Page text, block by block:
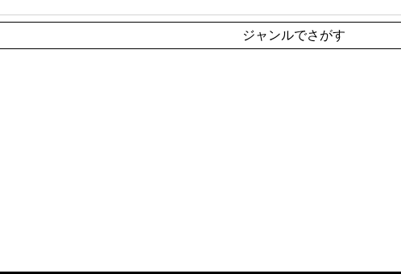
ジャンルでさがす